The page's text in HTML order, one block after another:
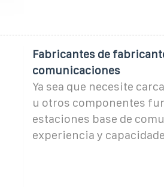
Fabricantes de
comunicaciones
Ya sea que necesite
u otros componentes
estaciones base de
experiencia y